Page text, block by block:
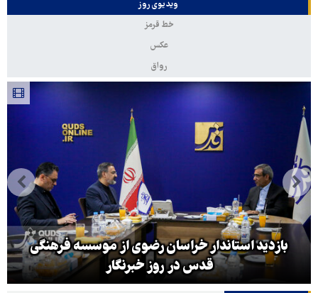
ویدیوی روز
خط قرمز
عکس
رواق
بازدید استاندار خراسان رضوی از موسسه فرهنگی
قدس در روز خبرنگار